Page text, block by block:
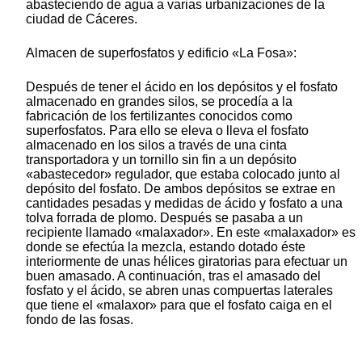
abasteciendo de agua a varias urbanizaciones de la
ciudad de Cáceres.
Almacen de superfosfatos y edificio «La Fosa»:
Después de tener el ácido en los depósitos y el fosfato
almacenado en grandes silos, se procedía a la
fabricación de los fertilizantes conocidos como
superfosfatos. Para ello se eleva o lleva el fosfato
almacenado en los silos a través de una cinta
transportadora y un tornillo sin fin a un depósito
«abastecedor» regulador, que estaba colocado junto al
depósito del fosfato. De ambos depósitos se extrae en
cantidades pesadas y medidas de ácido y fosfato a una
tolva forrada de plomo. Después se pasaba a un
recipiente llamado «malaxador». En este «malaxador» es
donde se efectúa la mezcla, estando dotado éste
interiormente de unas hélices giratorias para efectuar un
buen amasado. A continuación, tras el amasado del
fosfato y el ácido, se abren unas compuertas laterales
que tiene el «malaxor» para que el fosfato caiga en el
fondo de las fosas.